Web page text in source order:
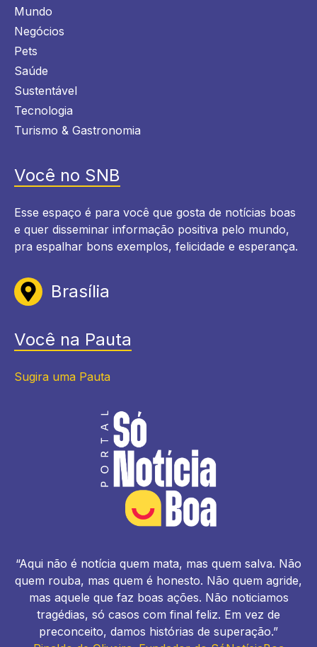
Mundo
Negócios
Pets
Saúde
Sustentável
Tecnologia
Turismo & Gastronomia
Você no SNB
Esse espaço é para você que gosta de notícias boas
e quer disseminar informação positiva pelo mundo,
pra espalhar bons exemplos, felicidade e esperança.
Brasília
Você na Pauta
Sugira uma Pauta
“Aqui não é notícia quem mata, mas quem salva. Não
quem rouba, mas quem é honesto. Não quem agride,
mas aquele que faz boas ações. Não noticiamos
tragédias, só casos com final feliz. Em vez de
preconceito, damos histórias de superação.”